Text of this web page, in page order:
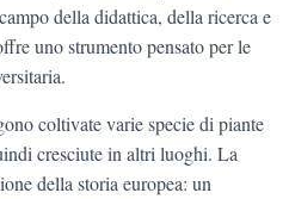
della didattica, della ricerca e
uno strumento pensato per le
coltivate varie specie di piante
cresciute in altri luoghi. La
della storia europea: un